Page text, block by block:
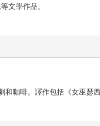
文學作品。
咖啡。譯作包括《女巫瑟